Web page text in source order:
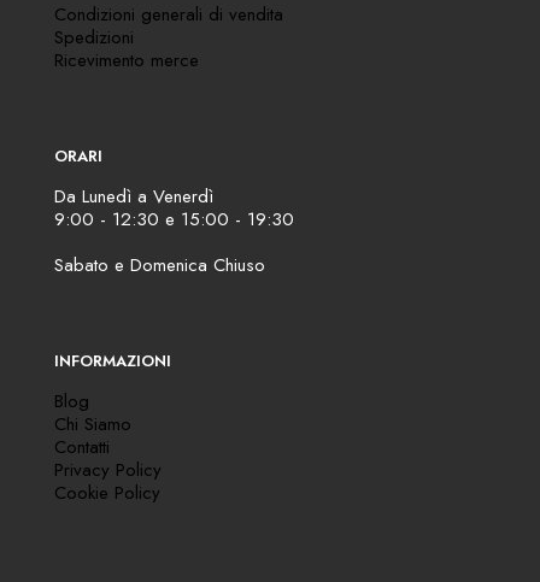
Condizioni generali di vendita
Spedizioni
Ricevimento merce
ORARI
Da Lunedì a Venerdì
9:00 - 12:30 e 15:00 - 19:30
Sabato e Domenica Chiuso
INFORMAZIONI
Blog
Chi Siamo
Contatti
Privacy Policy
Cookie Policy